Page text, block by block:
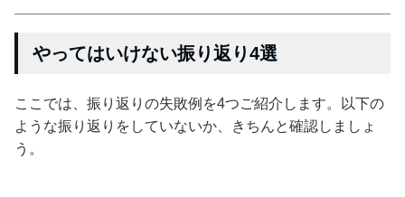
やってはいけない振り返り4選
ここでは、振り返りの失敗例を4つご紹介します。以下の
ような振り返りをしていないか、きちんと確認しましょ
う。